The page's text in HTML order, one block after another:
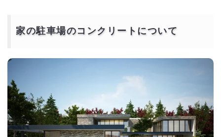
家の駐車場のコンクリートについて